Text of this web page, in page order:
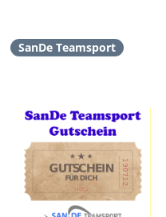
SanDe Teamsport